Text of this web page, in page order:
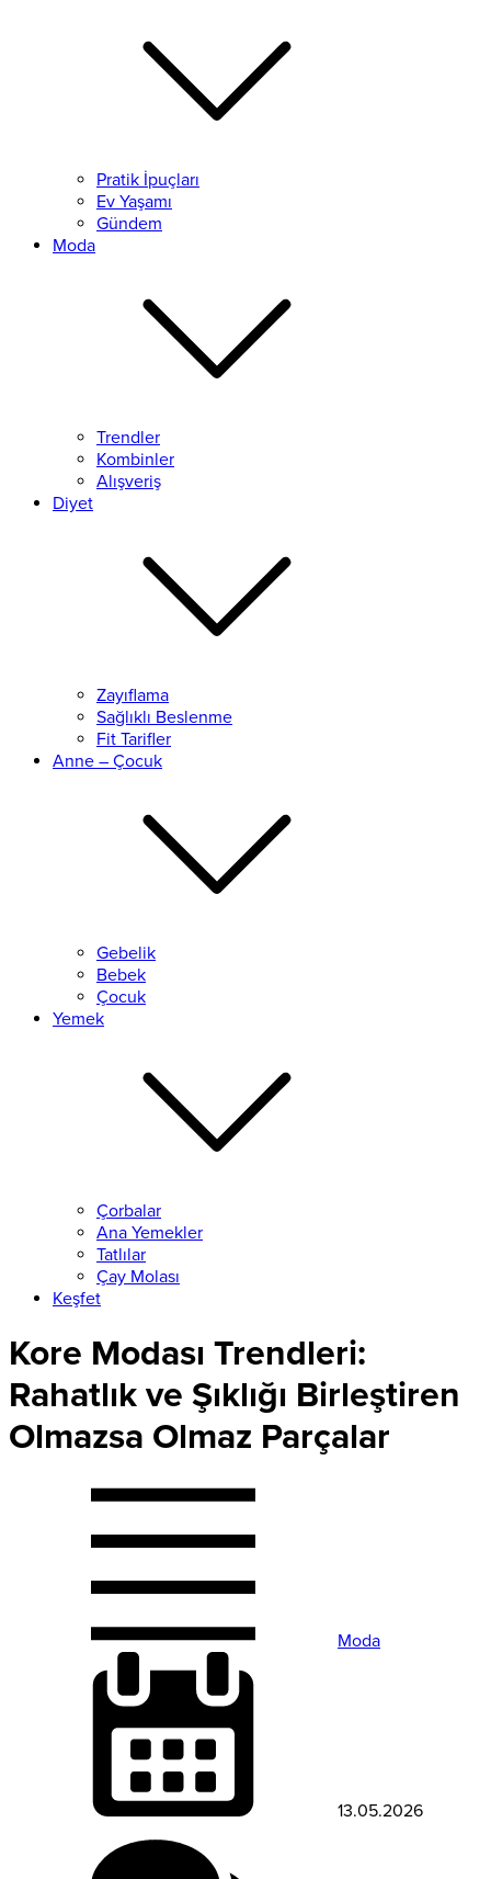
Pratik İpuçları
Ev Yaşamı
Gündem
Moda
Trendler
Kombinler
Alışveriş
Diyet
Zayıflama
Sağlıklı Beslenme
Fit Tarifler
Anne – Çocuk
Gebelik
Bebek
Çocuk
Yemek
Çorbalar
Ana Yemekler
Tatlılar
Çay Molası
Keşfet
Kore Modası Trendleri:
Rahatlık ve Şıklığı Birleştiren
Olmazsa Olmaz Parçalar
Moda
13.05.2026